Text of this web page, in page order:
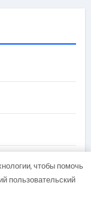
чтобы помочь
пользовательский